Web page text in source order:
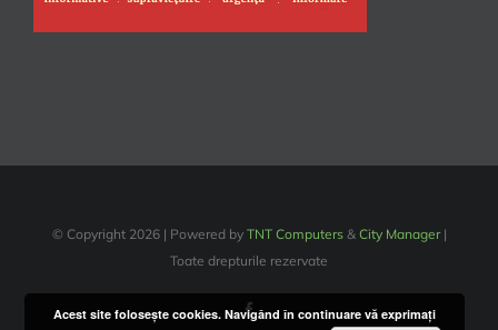
© Copyright 2026 | Powered by TNT Computers& City Manager|
Toate drepturile rezervate
Facebook
Acest site foloseşte cookies. Navigând în continuare vă exprimaţi